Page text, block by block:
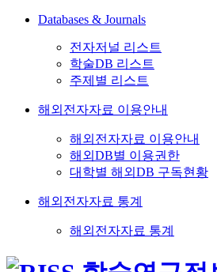
Databases & Journals
전자저널 리스트
학술DB 리스트
주제별 리스트
해외전자자료 이용안내
해외전자자료 이용안내
해외DB별 이용권한
대학별 해외DB 구독현황
해외전자자료 통계
해외전자자료 통계